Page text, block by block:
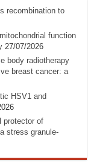
recombination to
function
27/07/2026
body radiotherapy
breast cancer: a
HSV1 and
protector of
stress granule-